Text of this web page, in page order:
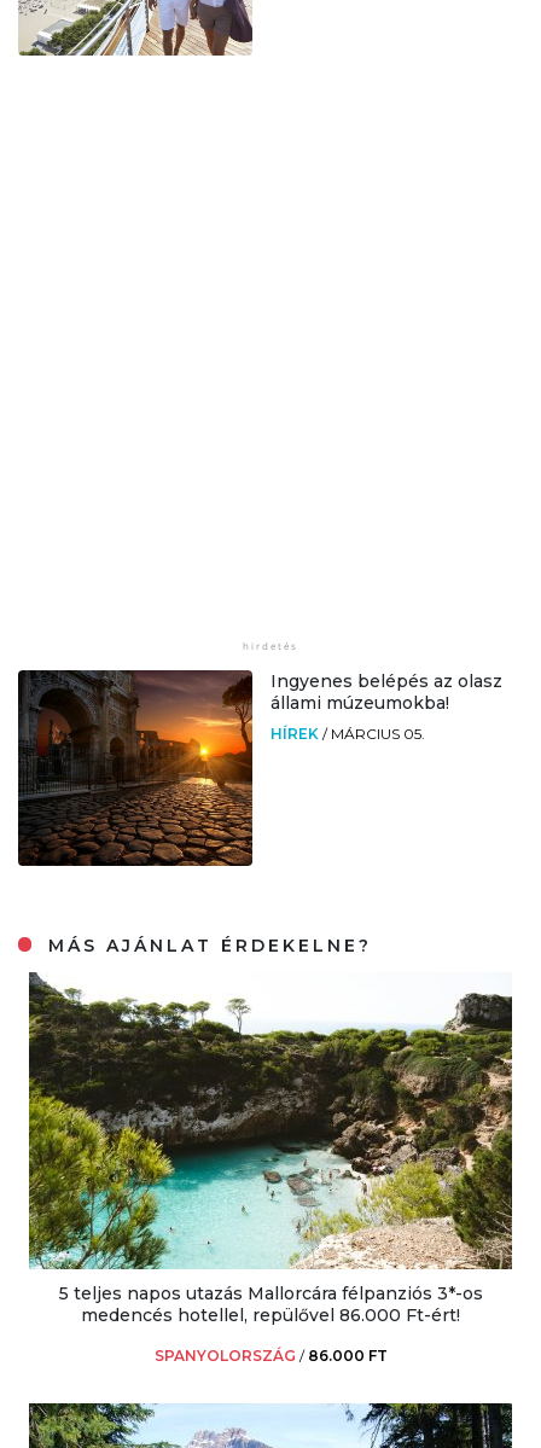
Ingyenes belépés az olasz
állami múzeumokba!
HÍREK / MÁRCIUS 05.
MÁS AJÁNLAT ÉRDEKELNE?
5 teljes napos utazás Mallorcára félpanziós 3*-os
medencés hotellel, repülővel 86.000 Ft-ért!
SPANYOLORSZÁG / 86.000 FT